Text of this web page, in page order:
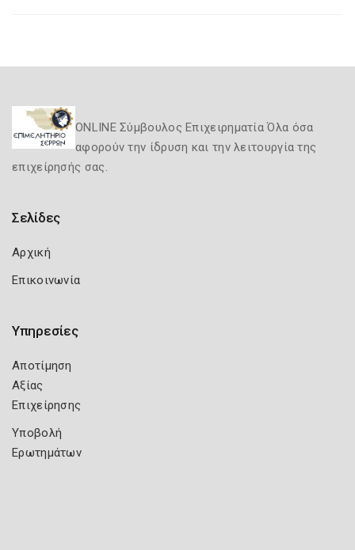
ONLINE Σύμβουλος Επιχειρηματία Όλα όσα
αφορούν την ίδρυση και την λειτουργία της
επιχείρησής σας.
Σελίδες
Αρχική
Επικοινωνία
Υπηρεσίες
Αποτίμηση
Αξίας
Επιχείρησης
Υποβολή
Ερωτημάτων